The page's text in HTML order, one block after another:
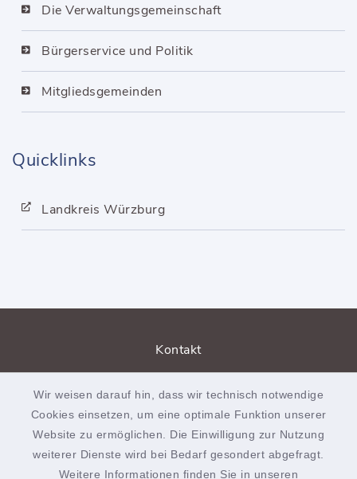
Wir weisen darauf hin, dass wir technisch notwendige
Cookies einsetzen, um eine optimale Funktion unserer
Website zu ermöglichen. Die Einwilligung zur Nutzung
weiterer Dienste wird bei Bedarf gesondert abgefragt.
Weitere Informationen finden Sie in unseren
Die Verwaltungsgemeinschaft
Bürgerservice und Politik
Mitgliedsgemeinden
Quicklinks
Landkreis Würzburg
Kontakt
Datenschutz
Impressum